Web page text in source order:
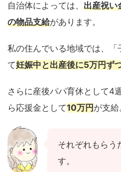
自治体によっては、 出産祝い
の物品支給があります。
私の住んでいる地域では、「
て妊娠中と出産後に5万円ず
さらに産後パパ育休として4
ら応援金として10万円 が支給
それぞれもらう
す。